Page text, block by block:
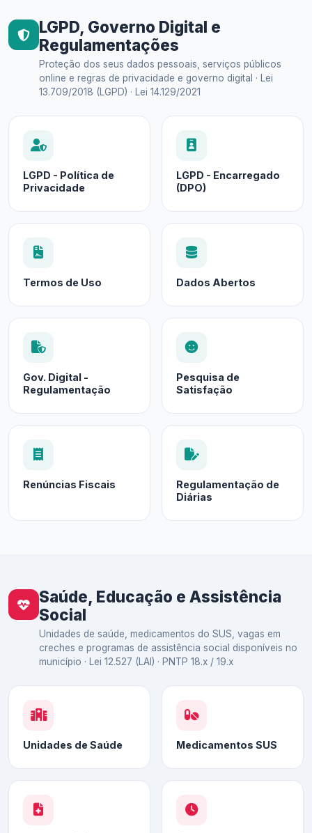
LGPD, Governo Digital e
Regulamentações
Proteção dos seus dados pessoais, serviços públicos
online e regras de privacidade e governo digital · Lei
13.709/2018 (LGPD) · Lei 14.129/2021
LGPD - Política de
Privacidade
LGPD - Encarregado
(DPO)
Termos de Uso Dados Abertos
Gov. Digital -
Regulamentação
Pesquisa de
Satisfação
Renúncias Fiscais
Regulamentação de
Diárias
Saúde, Educação e Assistência
Social
Unidades de saúde, medicamentos do SUS, vagas em
creches e programas de assistência social disponíveis no
município · Lei 12.527 (LAI) · PNTP 18.x / 19.x
Unidades de Saúde Medicamentos SUS